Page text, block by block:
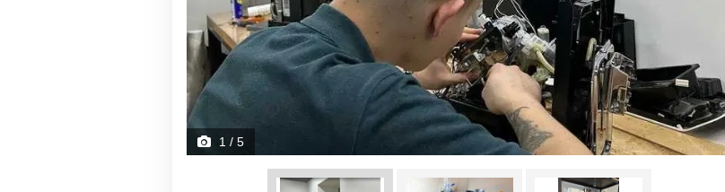
1 / 5